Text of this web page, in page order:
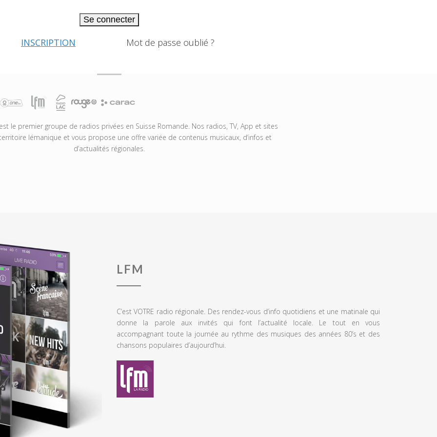
Se connecter
INSCRIPTION Mot de passe oublié ?
le premier groupe de radios privées en Suisse Romande. Nos radios, TV, App et sites
lémanique et vous propose une offre variée de contenus musicaux, d’infos et
d’actualités régionales.
LFM
C’est VOTRE radio régionale. Des rendez-vous d’info quotidiens et une matinale qui
donne la parole aux invités qui font l’actualité locale. Le tout en vous
accompagnant toute la journée au rythme des musiques des années 80’s et des
chansons populaires d’aujourd’hui.